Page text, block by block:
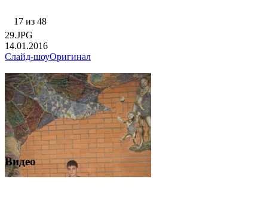
17 из 48
29.JPG
14.01.2016
Слайд-шоуОригинал
Видео